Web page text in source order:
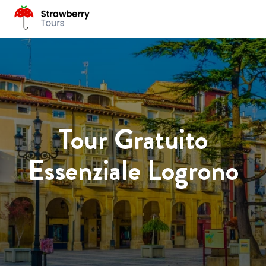
Tour Gratuito
Essenziale Logrono